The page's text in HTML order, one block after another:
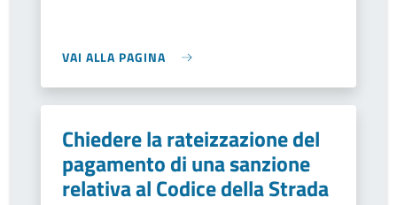
VAI ALLA PAGINA
Chiedere la rateizzazione del
pagamento di una sanzione
relativa al Codice della Strada